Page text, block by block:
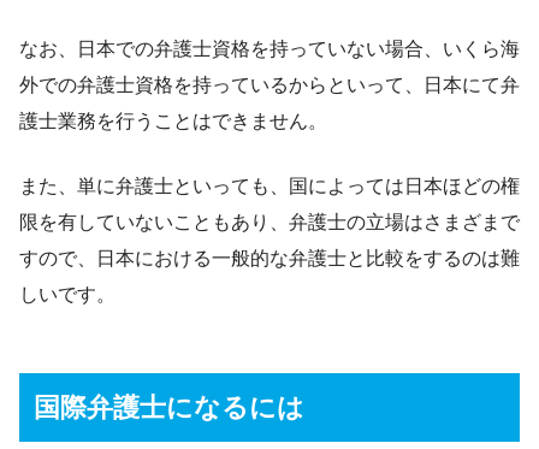
なお、日本での弁護士資格を持っていない場合、いくら海
外での弁護士資格を持っているからといって、日本にて弁
護士業務を行うことはできません。
また、単に弁護士といっても、国によっては日本ほどの権
限を有していないこともあり、弁護士の立場はさまざまで
すので、日本における一般的な弁護士と比較をするのは難
しいです。
国際弁護士になるには